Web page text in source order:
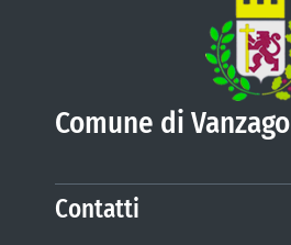
Comune di Vanzago
Contatti